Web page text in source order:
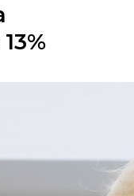
ЛК природопользователя